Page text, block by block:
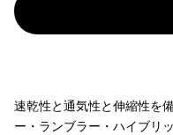
速乾性と通気性と伸縮性を
ー・ランブラー・ハイブリ